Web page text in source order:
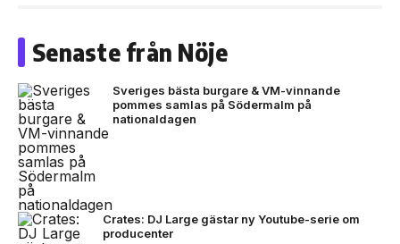
Senaste från Nöje
Sveriges bästa burgare & VM-vinnande
pommes samlas på Södermalm på
nationaldagen
Crates: DJ Large gästar ny Youtube-serie om
producenter